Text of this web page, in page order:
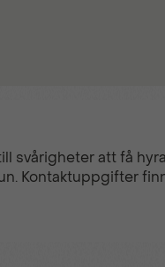
svårigheter att få
Kontaktuppgifter